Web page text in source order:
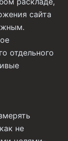
сайта
отдельного
не